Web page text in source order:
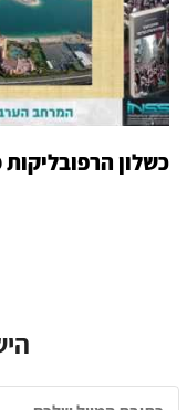
כשלון הרפובליקות